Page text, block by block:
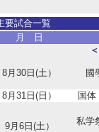
要試合一覧
月 日
8月30日(土） 國
8月31日(日） 国
9月6日(土） 私学